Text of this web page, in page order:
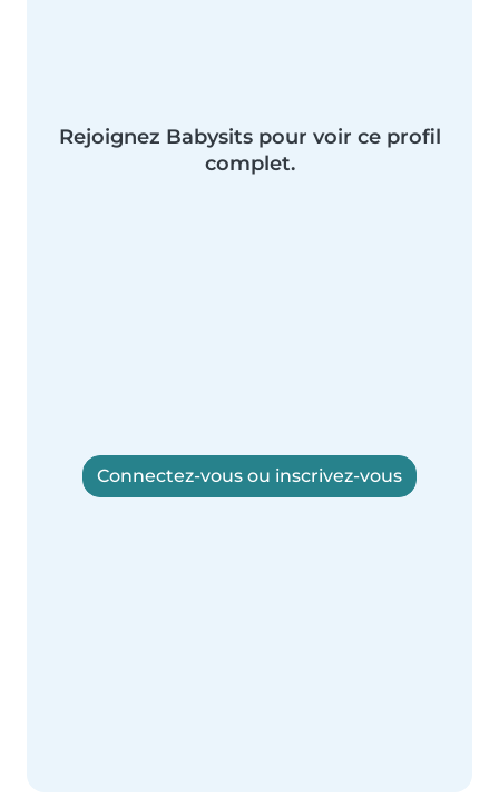
Rejoignez Babysits pour voir ce profil
complet.
Connectez-vous ou inscrivez-vous